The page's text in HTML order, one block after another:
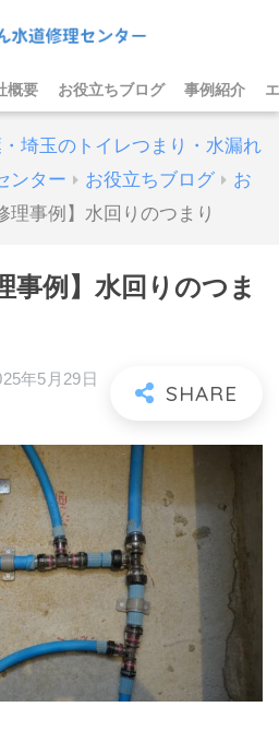
概要 お役立ちブログ 事例紹介
埼玉のトイレつまり・水漏れ
ンター
お役立ちブログ
お
理事例】水回りのつまり
事例】水回りのつま
年5月29日